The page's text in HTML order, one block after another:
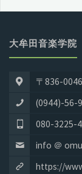
大牟田音楽学院
〒836-
(0944)-56-
080-3225-
info ＠
https://